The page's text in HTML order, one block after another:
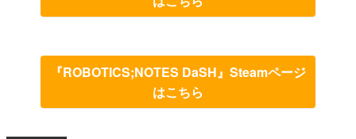
『ROBOTICS;NOTES DaSH』Steamページ
はこちら